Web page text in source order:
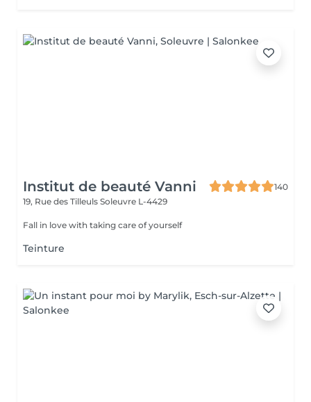
Institut de beauté Vanni
140
19, Rue des Tilleuls Soleuvre L-4429
Fall in love with taking care of yourself
Teinture